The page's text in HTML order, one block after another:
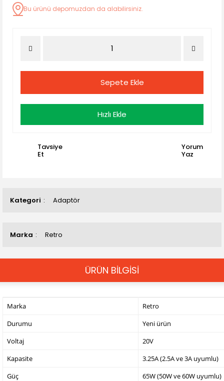
Kategori Adaptör
Marka Retro
Bu ürünü depomuzdan da alabilirsiniz.
Sepete Ekle
Hızlı Ekle
Tavsiye
Et
Yorum
Yaz
ÜRÜN BİLGİSİ
Marka
Retro
Durumu
Yeni ürün
Voltaj
20V
Kapasite
3.25A (2.5A ve 3A uyumlu)
Güç
65W (50W ve 60W uyumlu)